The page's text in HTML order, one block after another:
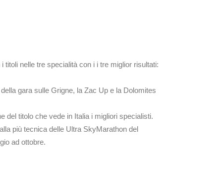
nelle tre specialità con i i tre miglior risultati:
gara sulle Grigne, la Zac Up e la Dolomites
del titolo che vede in Italia i migliori specialisti.
più tecnica delle Ultra SkyMarathon del
ad ottobre.